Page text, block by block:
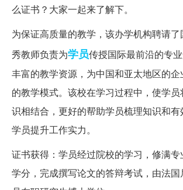
么证书？大家一起来了解下。
为保证高质量的教学，该办学机构聘请
秀教师负责为学员传授国际最前沿的专
丰富的教学资源，为中国和亚太地区的
的教学模式。该校在学习过程中，使学
识相结合，更好的帮助学员梳理知识和
学员提升工作实力。
证书获得：学员经过院校的学习，修满
学分，完成撰写论文的答辩考试，由法